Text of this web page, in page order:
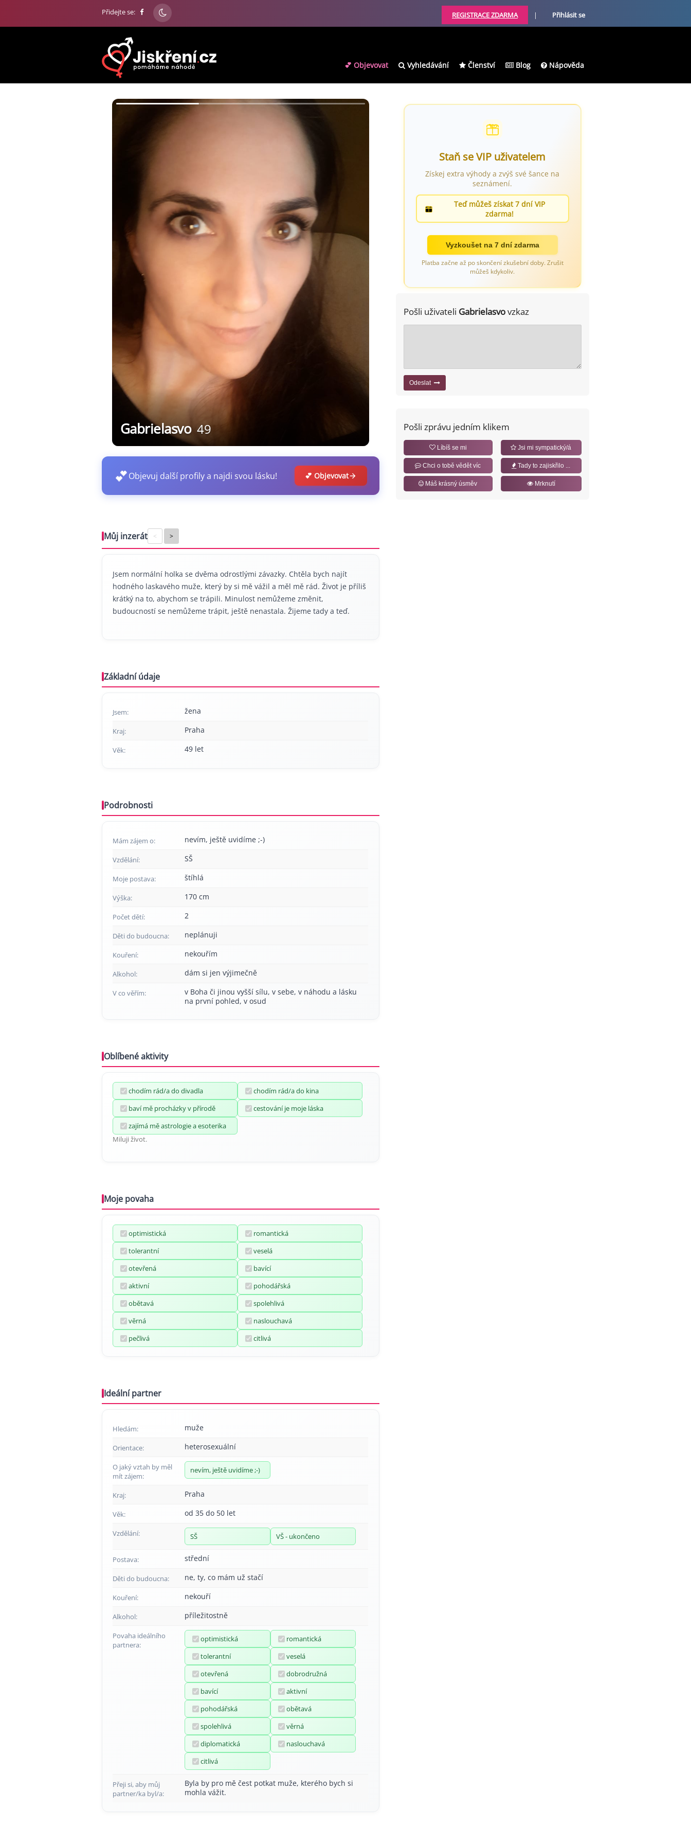
Přidejte se: REGISTRACE ZDARMA | Přihlásit se
💕 Objevovat Vyhledávání Členství Blog Nápověda
Gabrielasvo 49
💕Objevuj další profily a najdi svou lásku! 💕 Objevovat
Můj inzerát < >
Jsem normální holka se dvěma odrostlými závazky. Chtěla bych najít
hodného laskavého muže, který by si mě vážil a měl mě rád. Život je příliš
krátký na to, abychom se trápili. Minulost nemůžeme změnit,
budoucností se nemůžeme trápit, ještě nenastala. Žijeme tady a teď.
Základní údaje
Jsem: žena
Kraj: Praha
Věk: 49 let
Podrobnosti
Mám zájem o: nevím, ještě uvidíme ;-)
Vzdělání: SŠ
Moje postava: štíhlá
Výška: 170 cm
Počet dětí: 2
Děti do budoucna: neplánuji
Kouření: nekouřím
Alkohol: dám si jen výjimečně
V co věřím:
v Boha či jinou vyšší sílu, v sebe, v náhodu a lásku
na první pohled, v osud
Oblíbené aktivity
chodím rád/a do divadla
chodím rád/a do kina
baví mě procházky v přírodě
cestování je moje láska
zajímá mě astrologie a esoterika
Miluji život.
Moje povaha
optimistická
romantická
tolerantní
veselá
otevřená
bavící
aktivní
pohodářská
obětavá
spolehlivá
věrná
naslouchavá
pečlivá
citlivá
Ideální partner
Hledám: muže
Orientace: heterosexuální
O jaký vztah by měl
mít zájem:
nevím, ještě uvidíme ;-)
Kraj: Praha
Věk: od 35 do 50 let
Vzdělání: SŠ VŠ - ukončeno
Postava: střední
Děti do budoucna: ne, ty, co mám už stačí
Kouření: nekouří
Alkohol: příležitostně
Povaha ideálního
partnera:
optimistická
romantická
tolerantní
veselá
otevřená
dobrodružná
bavící
aktivní
pohodářská
obětavá
spolehlivá
věrná
diplomatická
naslouchavá
citlivá
Přeji si, aby můj
partner/ka byl/a:
Byla by pro mě čest potkat muže, kterého bych si
mohla vážit.
Staň se VIP uživatelem
Získej extra výhody a zvýš své šance na
seznámení.
Teď můžeš získat 7 dní VIP
zdarma!
Vyzkoušet na 7 dní zdarma
Platba začne až po skončení zkušební doby. Zrušit
můžeš kdykoliv.
Pošli uživateli Gabrielasvovzkaz
Odeslat
Pošli zprávu jedním klikem
Líbíš se mi Jsi mi sympatický/á
Chci o tobě vědět víc Tady to zajiskřilo ...
Máš krásný úsměv Mrknutí